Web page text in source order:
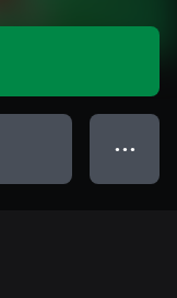
● ● ●